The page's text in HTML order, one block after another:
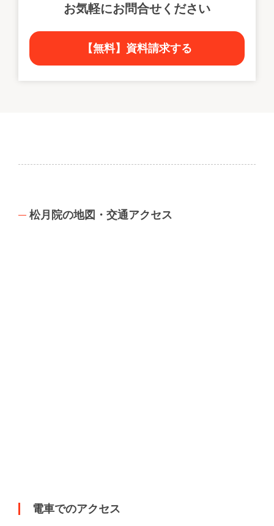
お気軽にお問合せください
【無料】資料請求する
松月院の地図・交通アクセス
電車でのアクセス